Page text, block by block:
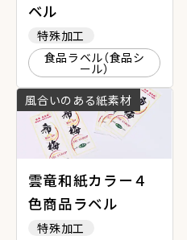
ベル
特殊加工
食品ラベル（食品シ
ール）
風合いのある紙素材
雲竜和紙カラー４
色商品ラベル
特殊加工